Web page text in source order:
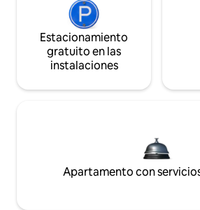
Estacionamiento
gratuito en las
instalaciones
Apartamento con